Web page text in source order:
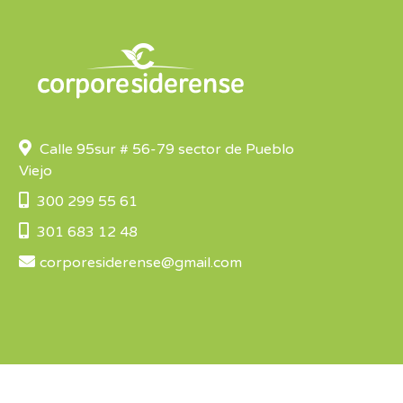
Calle 95sur # 56-79 sector de Pueblo
Viejo
300 299 55 61
301 683 12 48
corporesiderense@gmail.com